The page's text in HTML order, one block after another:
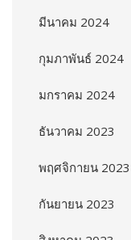
มีนาคม 2024
กุมภาพันธ์ 2024
มกราคม 2024
ธันวาคม 2023
พฤศจิกายน 2023
กันยายน 2023